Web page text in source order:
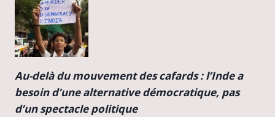
Au-delà du mouvement des cafards : l’Inde a
besoin d’une alternative démocratique, pas
d’un spectacle politique